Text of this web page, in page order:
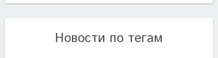
Новости по тегам